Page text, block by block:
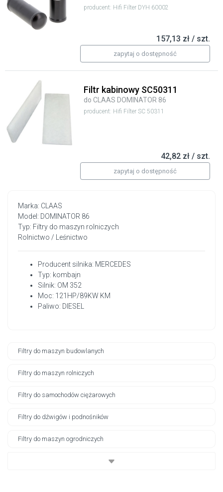
Marka: CLAAS
Model: DOMINATOR 86
Typ: Filtry do maszyn rolniczych
Rolnictwo / Leśnictwo
Producent silnika: MERCEDES
Typ: kombajn
Silnik: OM 352
Moc: 121HP/89KW KM
Paliwo: DIESEL
Filtry do maszyn budowlanych
Filtry do maszyn rolniczych
Filtry do samochodów ciężarowych
Filtry do dźwigów i podnośników
Filtry do maszyn ogrodniczych
producent: Hifi Filter DYH 60002
157,13 zł / szt.
zapytaj o dostępność
Filtr kabinowy SC50311
do CLAAS DOMINATOR 86
producent: Hifi Filter SC 50311
42,82 zł / szt.
zapytaj o dostępność